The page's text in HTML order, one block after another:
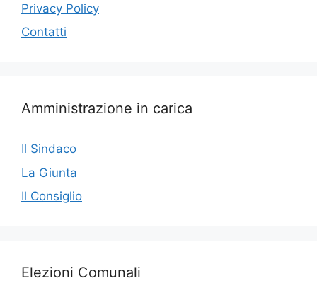
Privacy Policy
Contatti
Amministrazione in carica
Il Sindaco
La Giunta
Il Consiglio
Elezioni Comunali